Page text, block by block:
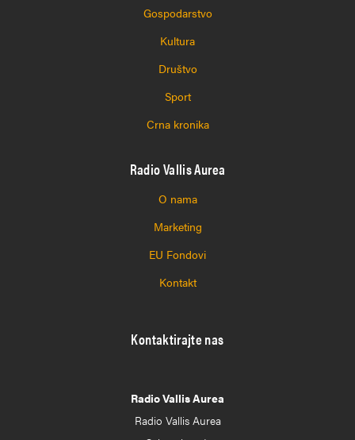
Gospodarstvo
Kultura
Društvo
Sport
Crna kronika
Radio Vallis Aurea
O nama
Marketing
EU Fondovi
Kontakt
Kontaktirajte nas
Radio Vallis Aurea
Radio Vallis Aurea